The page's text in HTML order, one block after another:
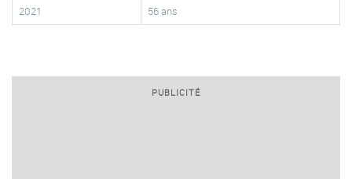
2021
56 ans
PUBLICITÉ